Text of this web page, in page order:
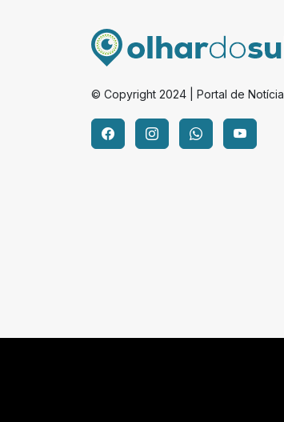
© Copyright 2024 | Portal de